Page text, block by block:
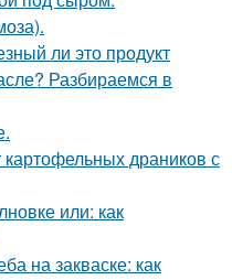
ли это продукт
Разбираемся в
драников с
или: как
на закваске: как